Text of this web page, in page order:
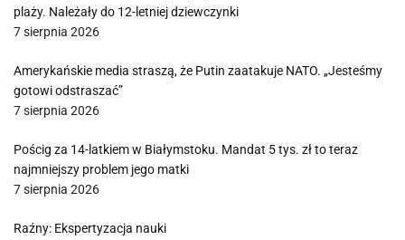
plaży. Należały do 12-letniej dziewczynki
7 sierpnia 2026
Amerykańskie media straszą, że Putin zaatakuje NATO. „Jesteśmy
gotowi odstraszać”
7 sierpnia 2026
Pościg za 14-latkiem w Białymstoku. Mandat 5 tys. zł to teraz
najmniejszy problem jego matki
7 sierpnia 2026
Raźny: Ekspertyzacja nauki